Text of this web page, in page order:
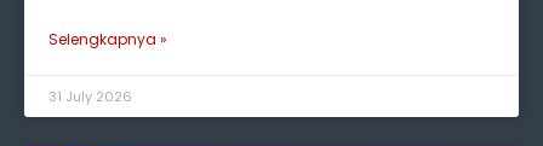
Selengkapnya »
31 July 2026